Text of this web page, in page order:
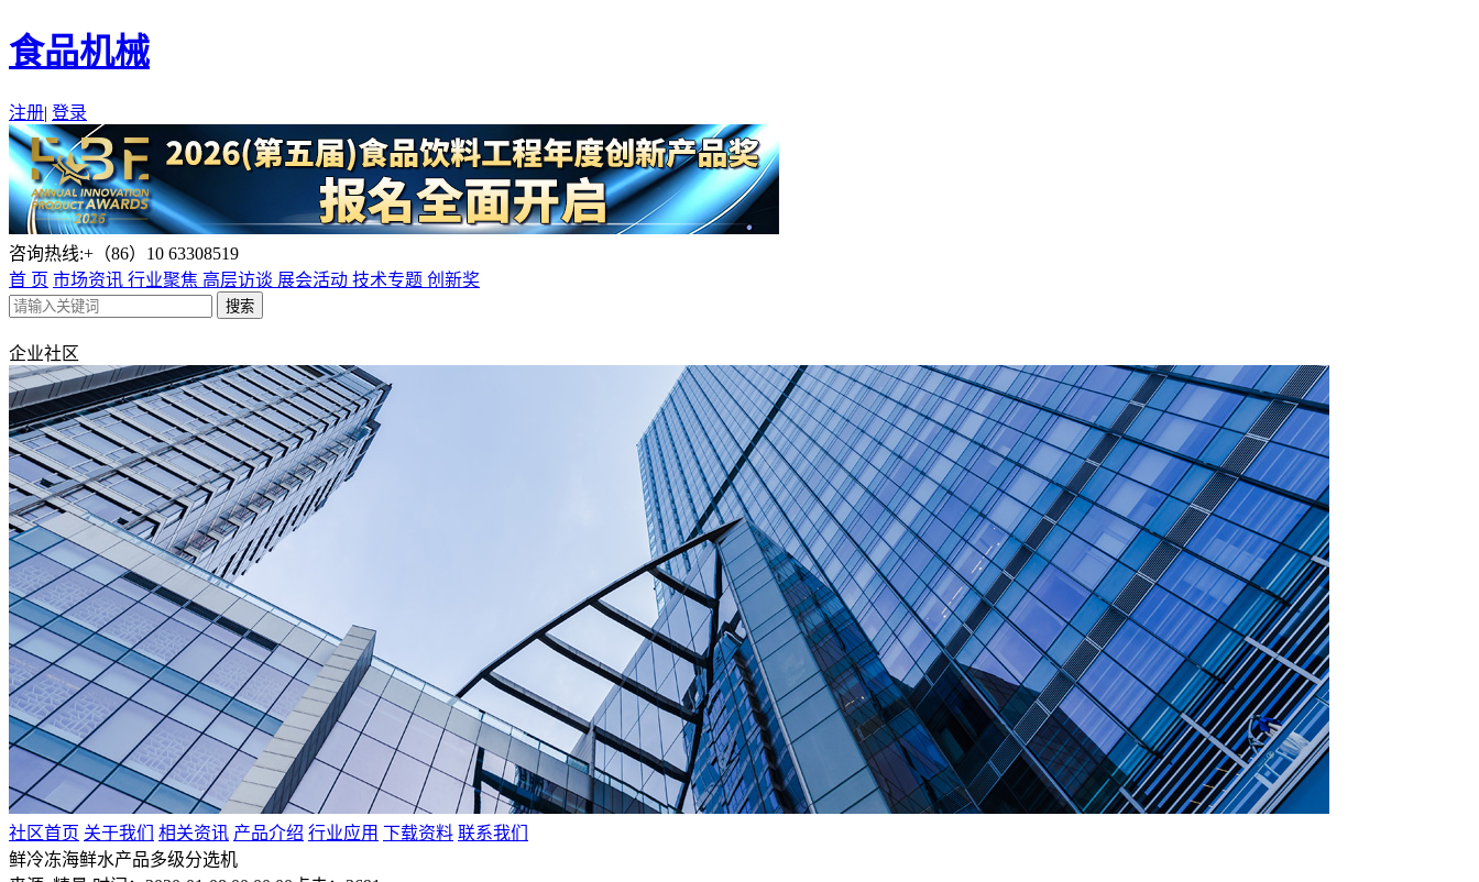
食品机械
注册| 登录
咨询热线:+（86）10 63308519
首 页 市场资讯 行业聚焦 高层访谈 展会活动 技术专题 创新奖
企业社区
社区首页 关于我们 相关资讯 产品介绍 行业应用 下载资料 联系我们
鲜冷冻海鲜水产品多级分选机